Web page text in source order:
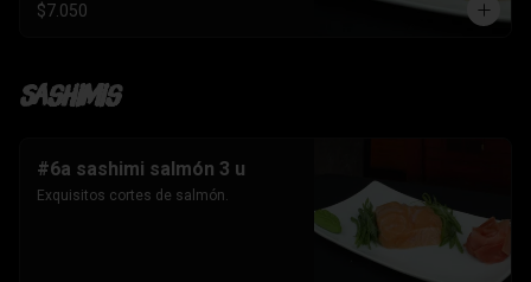
$7.050
Sashimis
#6a sashimi salmón 3 u
Exquisitos cortes de salmón.